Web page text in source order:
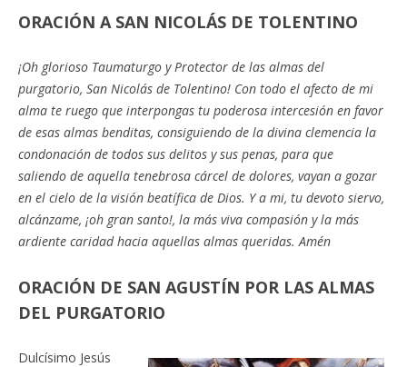
ORACIÓN A SAN NICOLÁS DE TOLENTINO
¡Oh glorioso Taumaturgo y Protector de las almas del
purgatorio, San Nicolás de Tolentino! Con todo el afecto de mi
alma te ruego que interpongas tu poderosa intercesión en favor
de esas almas benditas, consiguiendo de la divina clemencia la
condonación de todos sus delitos y sus penas, para que
saliendo de aquella tenebrosa cárcel de dolores, vayan a gozar
en el cielo de la visión beatífica de Dios. Y a mi, tu devoto siervo,
alcánzame, ¡oh gran santo!, la más viva compasión y la más
ardiente caridad hacia aquellas almas queridas. Amén
ORACIÓN DE SAN AGUSTÍN POR LAS ALMAS
DEL PURGATORIO
Dulcísimo Jesús